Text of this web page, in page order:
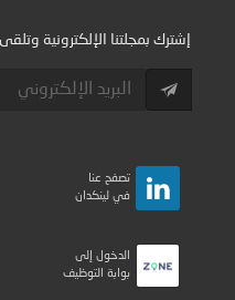
إشترك بمجلتنا الإلكترونية وتلقى
تصفح عنا
في لينكدان
الدخول إلى
بوابة التوظيف